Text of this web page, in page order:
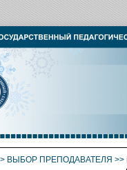
ВЫБОР ПРЕПОДАВАТЕЛЯ >>